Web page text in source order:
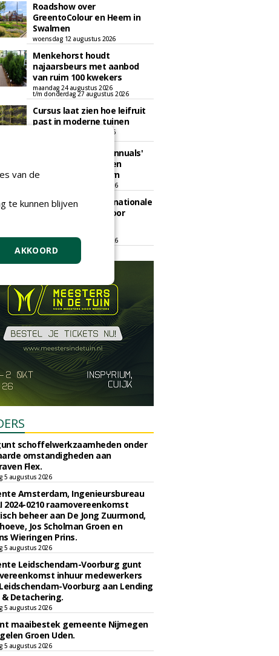
Roadshow over
GreentoColour en Heem in
Swalmen
woensdag 12 augustus 2026
Menkehorst houdt
najaarsbeurs met aanbod
van ruim 100 kwekers
maandag 24 augustus 2026
t/m donderdag 27 augustus 2026
Cursus laat zien hoe leifruit
past in moderne tuinen
woensdag 26 augustus 2026
Vakdag 'All About Annuals'
zet eenjarige planten
centraal in Appeltern
donderdag 27 augustus 2026
GaLaBau 2026: internationale
ontmoetingsplek voor
t/m vrijdag 18 september 2026
schoffelwerkzaamheden onder
omstandigheden aan
Flex.
5 augustus 2026
Amsterdam, Ingenieursbureau
2024-0210 raamovereenkomst
beheer aan De Jong Zuurmond,
Jos Scholman Groen en
Wieringen Prins.
5 augustus 2026
Leidschendam-Voorburg gunt
inhuur medewerkers
Voorburg aan Lending
Detachering.
5 augustus 2026
maaibestek gemeente Nijmegen
Groen Uden.
5 augustus 2026
van de
te kunnen blijven
AKKOORD